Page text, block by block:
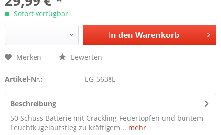
Sofort verfügbar
In den Warenkorb
Merken Bewerten
Artikel-Nr.: EG-5638L
Beschreibung
50 Schuss Batterie mit Crackling-Feuertöpfen und buntem
Leuchtkugelaufstieg zu kräftigem... mehr